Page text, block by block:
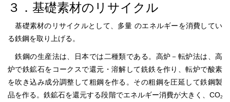
３．基礎素材のリサイクル
基礎素材のリサイクルとして、多量 のエネルギーを消費してい
る鉄鋼を取り上げる。
鉄鋼の生産法は、日本では二種類である。高炉－転炉法は、高
炉で鉄鉱石をコークスで還元・溶解して銑鉄を作り、転炉で酸素
を吹き込み成分調整して粗鋼を作る。その粗鋼を圧延して鉄鋼製
品を作る。鉄鉱石を還元する段階でエネルギー消費が大きく、CO2